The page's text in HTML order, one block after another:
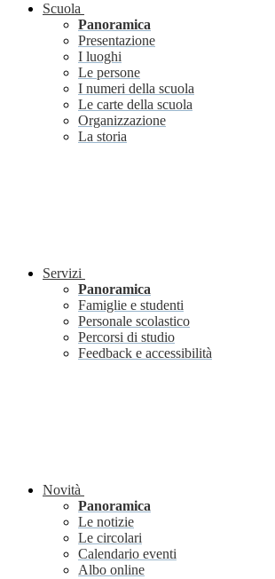
Scuola
Panoramica
Presentazione
I luoghi
Le persone
I numeri della scuola
Le carte della scuola
Organizzazione
La storia
Servizi
Panoramica
Famiglie e studenti
Personale scolastico
Percorsi di studio
Feedback e accessibilità
Novità
Panoramica
Le notizie
Le circolari
Calendario eventi
Albo online